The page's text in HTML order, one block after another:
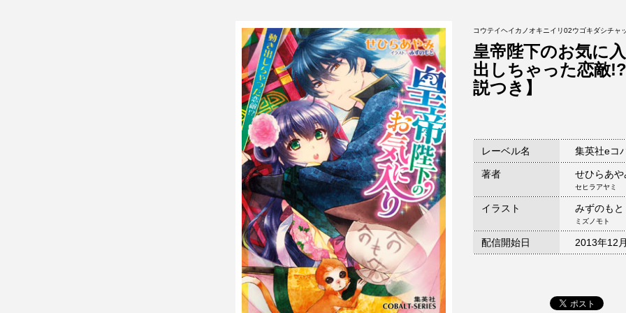
コウテイヘイカノオキニイリ02ウゴキダシチャ
皇帝陛下のお気に
出しちゃった恋敵
説つき】
レーベル名 集英社eコ
著者 せひらあや
セヒラアヤミ
イラスト みずのもと
ミズノモト
配信開始日 2013年12